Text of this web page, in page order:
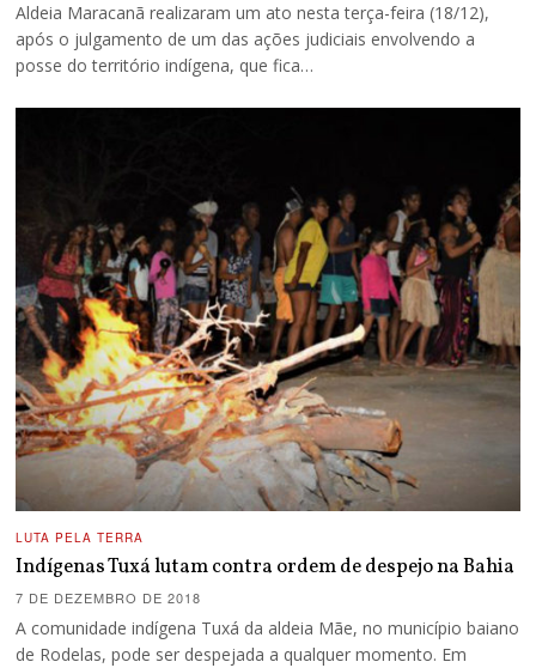
Aldeia Maracanã realizaram um ato nesta terça-feira (18/12),
após o julgamento de um das ações judiciais envolvendo a
posse do território indígena, que fica…
LUTA PELA TERRA
Indígenas Tuxá lutam contra ordem de despejo na Bahia
7 DE DEZEMBRO DE 2018
A comunidade indígena Tuxá da aldeia Mãe, no município baiano
de Rodelas, pode ser despejada a qualquer momento. Em